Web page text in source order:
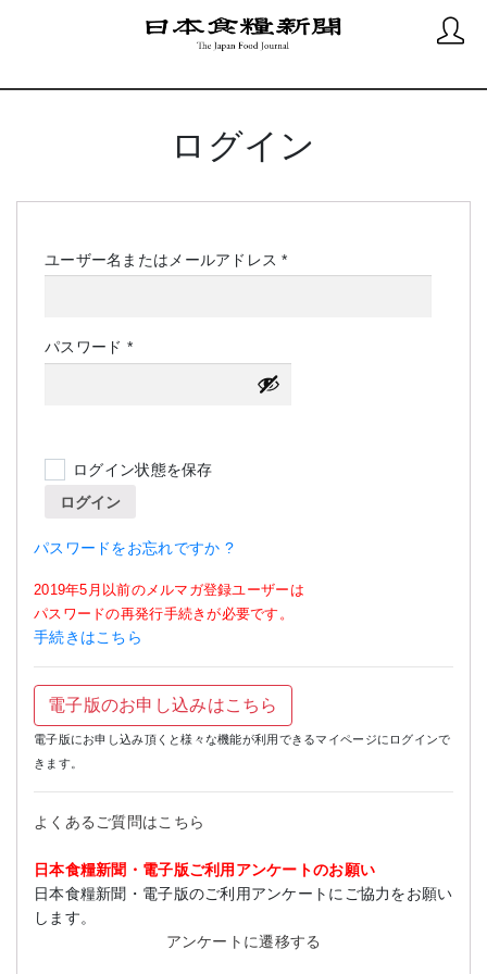
ログイン
ユーザー名またはメールアドレス*必
パスワード *必
須
ログイン状態を保存
ログイン
パスワードをお忘れですか ?
2019年5月以前のメルマガ登録ユーザーは
パスワードの再発行手続きが必要です。
手続きはこちら
電子版のお申し込みはこちら
電子版にお申し込み頂くと様々な機能が利用できるマイページにログインで
きます。
よくあるご質問はこちら
日本食糧新聞・電子版ご利用アンケートのお願い
日本食糧新聞・電子版のご利用アンケートにご協力をお願い
します。
アンケートに遷移する